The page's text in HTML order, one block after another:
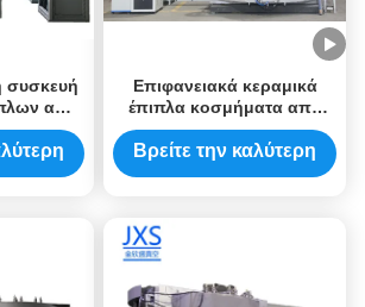
συσκευή
από
με
Επιφανειακά κεραμικά
έπιπλα κοσμήματα από
ανοξείδωτο χάλυβα
Βρείτε την καλύτερη